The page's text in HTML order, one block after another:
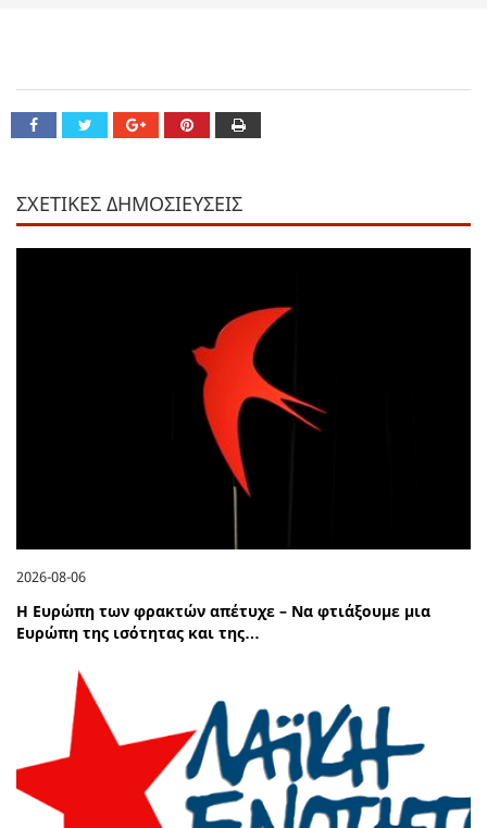
ΣΧΕΤΙΚΕΣ ΔΗΜΟΣΙΕΥΣΕΙΣ
2026-08-06
Η Ευρώπη των φρακτών απέτυχε – Να φτιάξουμε μια
Ευρώπη της ισότητας και της…